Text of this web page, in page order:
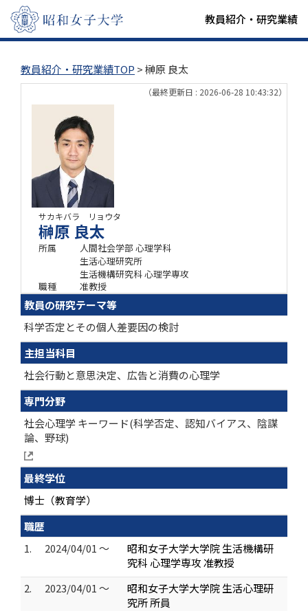
教員紹介・研究業績
教員紹介・研究業績TOP > 榊原 良太
（最終更新日 : 2026-06-28 10:43:32）
サカキバラ リョウタ
榊原 良太
所属
人間社会学部 心理学科
生活心理研究所
生活機構研究科 心理学専攻
職種
准教授
教員の研究テーマ等
科学否定とその個人差要因の検討
主担当科目
社会行動と意思決定、広告と消費の心理学
専門分野
社会心理学 キーワード(科学否定、認知バイアス、陰謀
論、野球)
最終学位
博士（教育学）
職歴
1.
2024/04/01 ～
昭和女子大学大学院 生活機構研
究科 心理学専攻 准教授
2.
2023/04/01 ～
昭和女子大学大学院 生活心理研
究所 所員